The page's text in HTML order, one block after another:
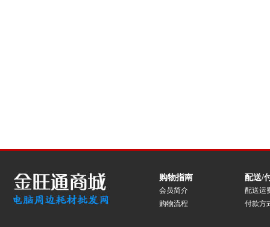
购物指南
会员简介
购物流程
配送/
配送运
付款方